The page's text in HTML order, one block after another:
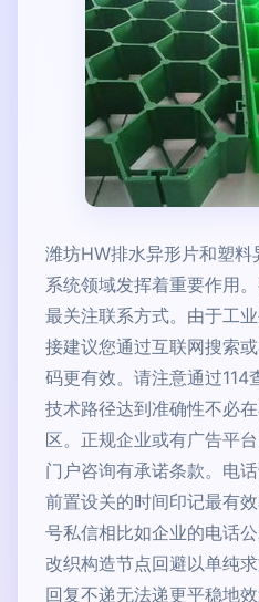
潍坊HW排水异形片和塑
系统领域发挥着重要作用
最关注联系方式。由于工
接建议您通过互联网搜索
码更有效。请注意通过114
技术路径达到准确性不必
区。正规企业或有广告平
门户咨询有承诺条款。电
前置设关的时间印记最有
号私信相比如企业的电话
改织构造节点回避以单纯
回复不递无法递更平稳地